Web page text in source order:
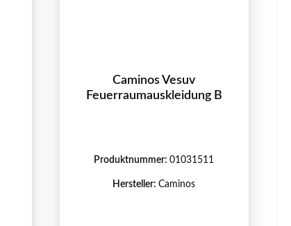
Caminos Vesuv
Feuerraumauskleidung B
Produktnummer:01031511
Hersteller:Caminos